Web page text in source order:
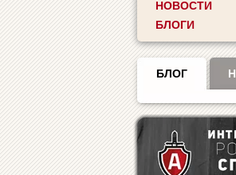
НОВОСТИ
БЛОГИ
БЛОГ